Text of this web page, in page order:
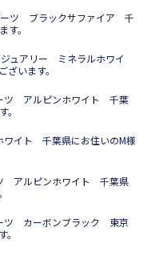
ツ ブラックサファイア 千
。
アリー ミネラルホワイ
います。
アルピンホワイト 千葉
イト 千葉県にお住いのM様
アルピンホワイト 千葉県
カーボンブラック 東京